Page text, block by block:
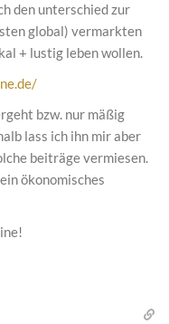
den unterschied zur
global) vermarkten
+ lustig leben wollen.
bzw. nur mäßig
lass ich ihn mir aber
beiträge vermiesen.
ökonomisches